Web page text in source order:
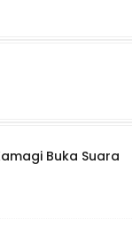
Buka Suara